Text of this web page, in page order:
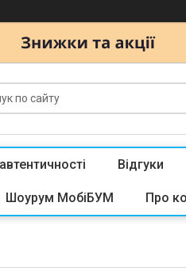
Відгуки
Шоурум МобіБУМ Про